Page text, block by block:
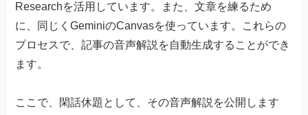
Researchを活用しています。また、文章を練るため
に、同じくGeminiのCanvasを使っています。これらの
プロセスで、記事の音声解説を自動生成することができ
ます。
ここで、閑話休題として、その音声解説を公開します